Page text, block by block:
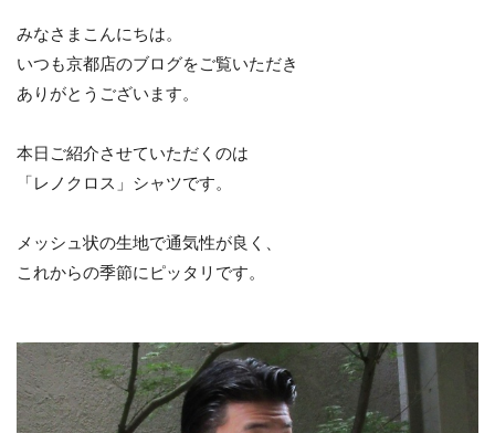
みなさまこんにちは。
いつも京都店のブログをご覧いただき
ありがとうございます。
本日ご紹介させていただくのは
「レノクロス」シャツです。
メッシュ状の生地で通気性が良く、
これからの季節にピッタリです。